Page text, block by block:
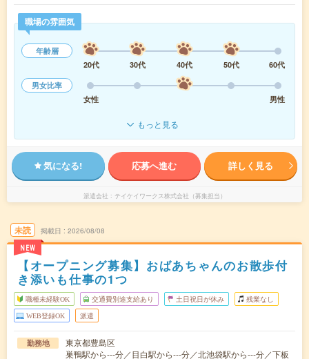
職場の雰囲気
年齢層
20代
30代 40代 50代
60代
男女比率
女性
男性
もっと見る
気になる! 応募へ進む 詳しく見る
派遣会社 テイケイワークス株式会社（募集担当）
未読
NEW
掲載日 2026/08/08
【オープニング募集】おばあちゃんのお散歩付
き添いも仕事の1つ
職種未経験OK 交通費別途支給あり 土日祝日が休み 残業なし
WEB登録OK 派遣
勤務地
東京都豊島区
巣鴨駅から---分／目白駅から---分／北池袋駅から---分／下板